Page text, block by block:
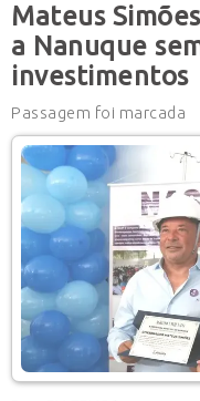
Mateus
a Nanuque
investimentos
Passagem foi marcada